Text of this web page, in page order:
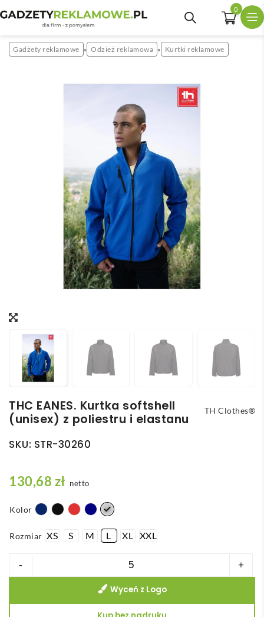
0
Gadżety reklamowe » Odzież reklamowa » Kurtki reklamowe
THC EANES. Kurtka softshell
(unisex) z poliestru i elastanu
TH Clothes®
SKU: STR-30260
130,68 zł netto
Kolor
Rozmiar XS S M L XL XXL
-
THC
+
Wyceń z Logo